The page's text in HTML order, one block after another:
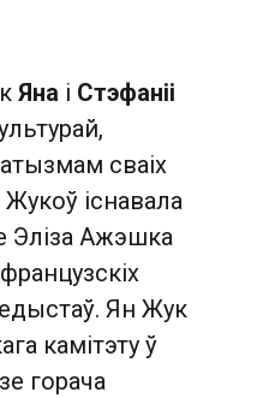
Яна і Стэфаніі
сваіх
існавала
Эліза Ажэшка
Ян Жук
камітэту ў
горача